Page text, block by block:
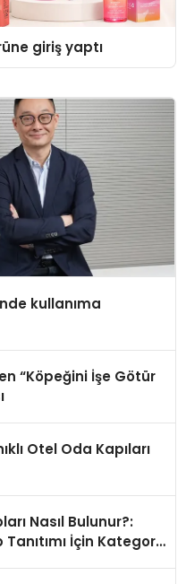
giriş yaptı
kullanıma
“Köpeğini İşe Götür
Otel Oda Kapıları
Nasıl Bulunur?:
İçin Kategori